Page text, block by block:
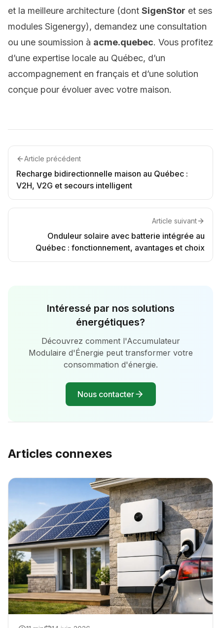
et la meilleure architecture (dont SigenStor et ses
modules Sigenergy), demandez une consultation
ou une soumission à acme.quebec. Vous profitez
d’une expertise locale au Québec, d’un
accompagnement en français et d’une solution
conçue pour évoluer avec votre maison.
Article précédent
Recharge bidirectionnelle maison au Québec :
V2H, V2G et secours intelligent
Article suivant
Onduleur solaire avec batterie intégrée au
Québec : fonctionnement, avantages et choix
Intéressé par nos solutions
énergétiques?
Découvrez comment l'Accumulateur
Modulaire d'Énergie peut transformer votre
consommation d'énergie.
Nous contacter
Articles connexes